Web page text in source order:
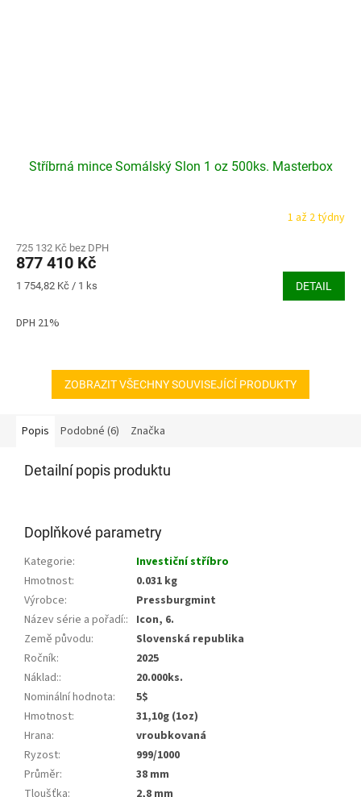
Stříbrná mince Somálský Slon 1 oz 500ks. Masterbox
1 až 2 týdny
725 132 Kč bez DPH
877 410 Kč
Měrná
1 754,82 Kč / 1 ks DETAIL
DPH 21%
ZOBRAZIT VŠECHNY SOUVISEJÍCÍ PRODUKTY
Popis Podobné (6) Značka
Detailní popis produktu
Doplňkové parametry
Kategorie:
Investiční stříbro
Hmotnost:
0.031 kg
Výrobce:
Pressburgmint
Název série a pořadí:: Icon, 6.
Země původu:
Slovenská republika
Ročník:
2025
Náklad::
20.000ks.
Nominální hodnota:
5$
Hmotnost:
31,10g (1oz)
Hrana:
vroubkovaná
Ryzost:
999/1000
Průměr:
38 mm